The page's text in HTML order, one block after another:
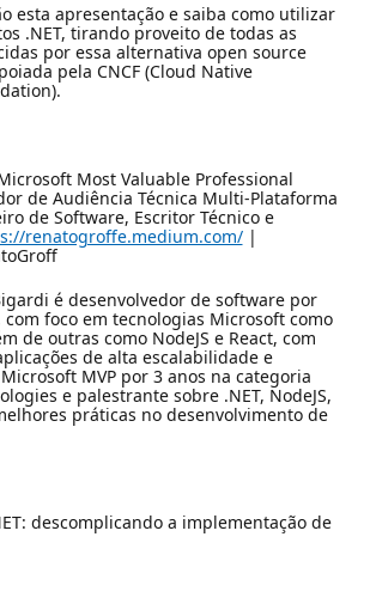
esta apresentação e saiba como utilizar
.NET, tirando proveito de todas as
por essa alternativa open source
pela CNCF (Cloud Native
Most Valuable Professional
de Audiência Técnica Multi-Plataforma
de Software, Escritor Técnico e
renatogroffe.medium.com/|
é desenvolvedor de software por
com foco em tecnologias Microsoft como
de outras como NodeJS e React, com
de alta escalabilidade e
MVP por 3 anos na categoria
e palestrante sobre .NET, NodeJS,
práticas no desenvolvimento de
descomplicando a implementação de